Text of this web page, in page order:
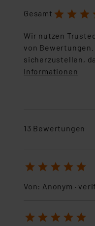
Gesamt 1 2 3 4
Wir nutzen
von
sicherzustellen,
Informationen
13 Bewertungen
1 2 3 4 5
Von: Anonym ·
1 2 3 4 5